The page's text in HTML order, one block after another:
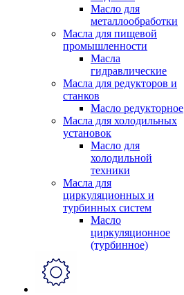
Масло для
металлообработки
Масла для пищевой
промышленности
Масла
гидравлические
Масла для редукторов и
станков
Масло редукторное
Масла для холодильных
установок
Масло для
холодильной
техники
Масла для
циркуляционных и
турбинных систем
Масло
циркуляционное
(турбинное)